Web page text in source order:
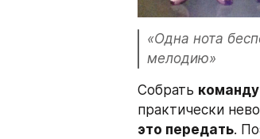
«Одна нота
мелодию»
Собрать команду
практически
это передать.